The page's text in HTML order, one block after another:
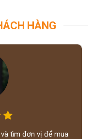
HÀNG
tìm đơn vị để mua